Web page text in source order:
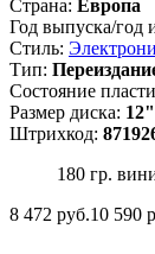
Страна: Европа
Год выпуска/год
Стиль:
Тип:
Состояние
Размер диска: 12"
Штрихкод:
180 гр.
8 472 руб.10 590